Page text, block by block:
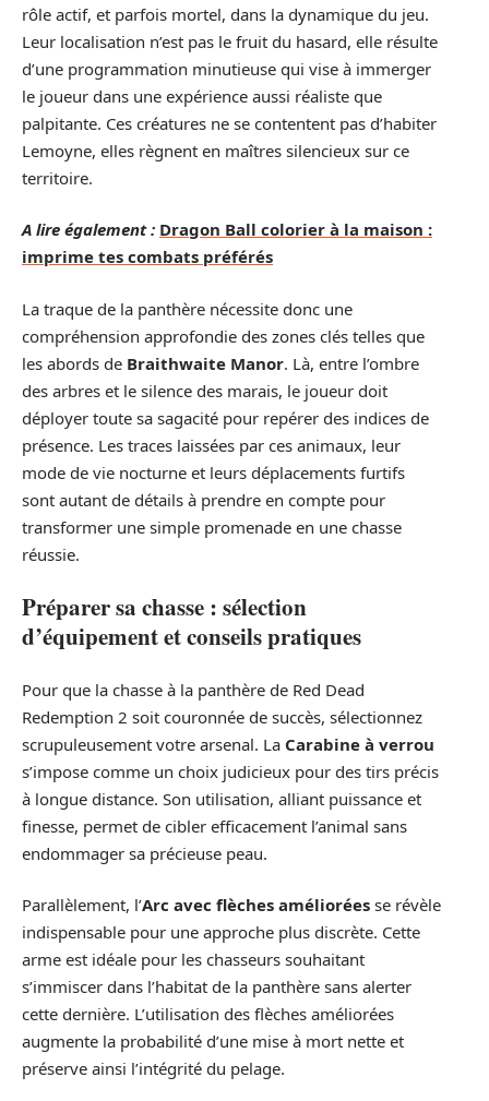
rôle actif, et parfois mortel, dans la dynamique du jeu.
Leur localisation n’est pas le fruit du hasard, elle résulte
d’une programmation minutieuse qui vise à immerger
le joueur dans une expérience aussi réaliste que
palpitante. Ces créatures ne se contentent pas d’habiter
Lemoyne, elles règnent en maîtres silencieux sur ce
territoire.
A lire également : Dragon Ball colorier à la maison :
imprime tes combats préférés
La traque de la panthère nécessite donc une
compréhension approfondie des zones clés telles que
les abords de Braithwaite Manor. Là, entre l’ombre
des arbres et le silence des marais, le joueur doit
déployer toute sa sagacité pour repérer des indices de
présence. Les traces laissées par ces animaux, leur
mode de vie nocturne et leurs déplacements furtifs
sont autant de détails à prendre en compte pour
transformer une simple promenade en une chasse
réussie.
Préparer sa chasse : sélection
d’équipement et conseils pratiques
Pour que la chasse à la panthère de Red Dead
Redemption 2 soit couronnée de succès, sélectionnez
scrupuleusement votre arsenal. La Carabine à verrou
s’impose comme un choix judicieux pour des tirs précis
à longue distance. Son utilisation, alliant puissance et
finesse, permet de cibler efficacement l’animal sans
endommager sa précieuse peau.
Parallèlement, l’Arc avec flèches améliorées se révèle
indispensable pour une approche plus discrète. Cette
arme est idéale pour les chasseurs souhaitant
s’immiscer dans l’habitat de la panthère sans alerter
cette dernière. L’utilisation des flèches améliorées
augmente la probabilité d’une mise à mort nette et
préserve ainsi l’intégrité du pelage.